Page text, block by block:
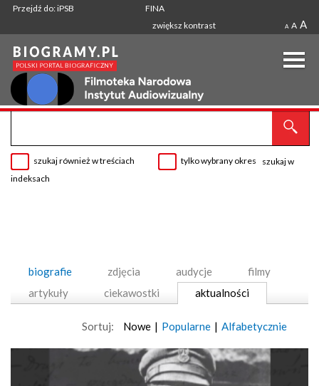
Przejdź do: iPSB
FINA
zwiększ kontrast
A A A
szukaj również w treściach tylko wybrany okres
szukaj w
indeksach
biografie zdjęcia audycje
filmy
artykuły
ciekawostki aktualności
Sortuj: Nowe | Popularne | Alfabetycznie